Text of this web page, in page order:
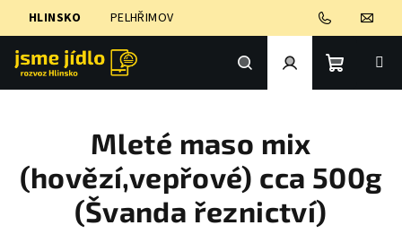
HLINSKO PELHŘIMOV
Hledat PřihlášeníNákupní
Mleté maso mix
(hovězí,vepřové) cca 500g
(Švanda řeznictví)